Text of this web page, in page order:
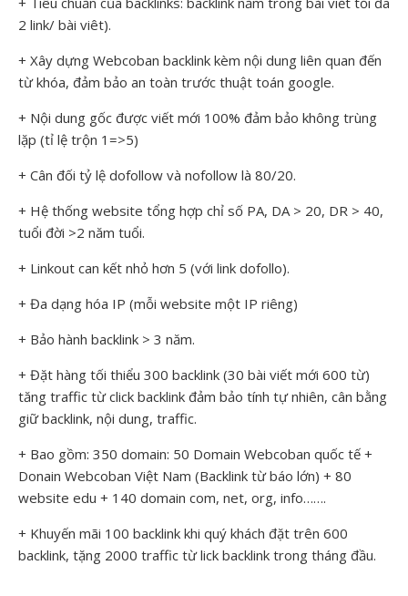
2 link/ bài viêt).
+ Xây dựng Webcoban backlink kèm nội dung liên quan đến
từ khóa, đảm bảo an toàn trước thuật toán google.
+ Nội dung gốc được viết mới 100% đảm bảo không trùng
lặp (tỉ lệ trộn 1=>5)
+ Cân đối tỷ lệ dofollow và nofollow là 80/20.
+ Hệ thống website tổng hợp chỉ số PA, DA > 20, DR > 40,
tuổi đời >2 năm tuổi.
+ Linkout can kết nhỏ hơn 5 (với link dofollo).
+ Đa dạng hóa IP (mỗi website một IP riêng)
+ Bảo hành backlink > 3 năm.
+ Đặt hàng tối thiểu 300 backlink (30 bài viết mới 600 từ)
tăng traffic từ click backlink đảm bảo tính tự nhiên, cân bằng
giữ backlink, nội dung, traffic.
+ Bao gồm: 350 domain: 50 Domain Webcoban quốc tế +
Donain Webcoban Việt Nam (Backlink từ báo lớn) + 80
website edu + 140 domain com, net, org, info…….
+ Khuyến mãi 100 backlink khi quý khách đặt trên 600
backlink, tặng 2000 traffic từ lick backlink trong tháng đầu.